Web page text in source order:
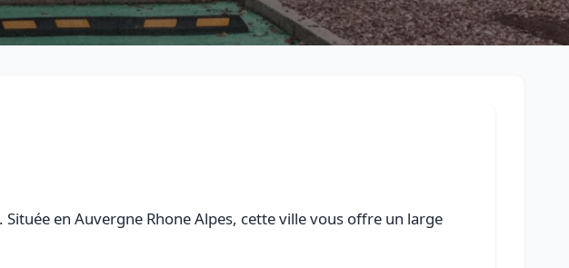
en Auvergne Rhone Alpes, cette ville vous offre un large